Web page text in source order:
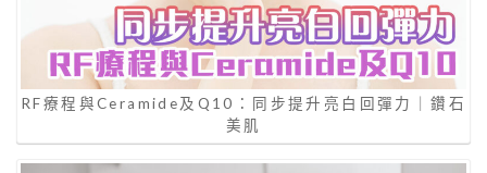
RF療程與Ceramide及Q10：同步提升亮白回彈力｜鑽石
美肌